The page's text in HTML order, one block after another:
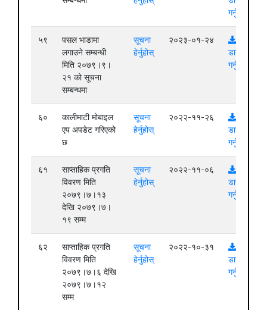
गर्नुहोस्
५९
पसल भाडामा
लगाउने सम्बन्धी
मिति २०७९।९।
२१ को सूचना
सम्बन्धमा
सूचना
हेर्नुहोस्
२०२३-०१-२४
डाउनलोड
गर्नुहोस्
६०
कालीमाटी मोबाइल
एप अपडेट गरिएको
छ
सूचना
हेर्नुहोस्
२०२२-११-२६
डाउनलोड
गर्नुहोस्
६१
साप्ताहिक प्रगति
विवरण मिति
२०७९।७।१३
देखि २०७९।७।
१९ सम्म
सूचना
हेर्नुहोस्
२०२२-११-०६
डाउनलोड
गर्नुहोस्
६२
साप्ताहिक प्रगति
विवरण मिति
२०७९।७।६ देखि
२०७९।७।१२
सम्म
सूचना
हेर्नुहोस्
२०२२-१०-३१
डाउनलोड
गर्नुहोस्